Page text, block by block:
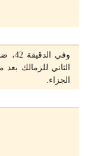
وفي
الثاني للزمالك
الجزاء.